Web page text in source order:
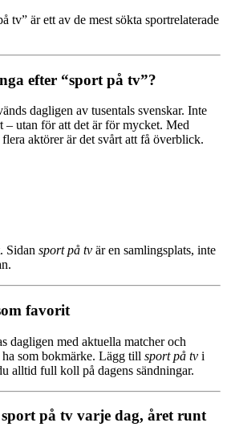
tv” är ett av de mest sökta sportrelaterade
efter “sport på tv”?
dagligen av tusentals svenskar. Inte
– utan för att det är för mycket. Med
aktörer är det svårt att få överblick.
Sidan sport på tv är en samlingsplats, inte
favorit
dagligen med aktuella matcher och
som bokmärke. Lägg till sport på tv i
alltid full koll på dagens sändningar.
på tv varje dag, året runt